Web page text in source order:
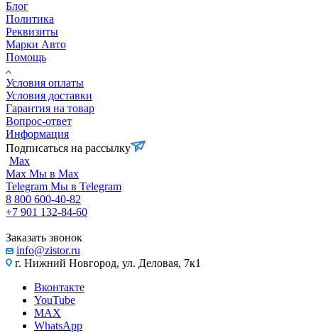
Блог
Политика
Реквизиты
Марки Авто
Помощь
Условия оплаты
Условия доставки
Гарантия на товар
Вопрос-ответ
Информация
Подписаться на рассылку
Max
Max Мы в Max
Telegram Мы в Telegram
8 800 600-40-82
+7 901 132-84-60
Заказать звонок
info@zistor.ru
г. Нижний Новгород, ул. Деловая, 7к1
Вконтакте
YouTube
MAX
WhatsApp